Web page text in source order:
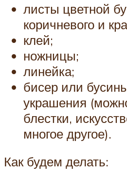
листы цветной
коричневого и
клей;
ножницы;
линейка;
бисер или
украшения
блестки,
многое другое).
Как будем делать: